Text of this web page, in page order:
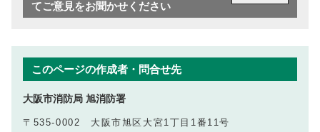
てご意見をお聞かせください
このページの作成者・問合せ先
大阪市消防局 旭消防署
〒535-0002 大阪市旭区大宮1丁目1番11号